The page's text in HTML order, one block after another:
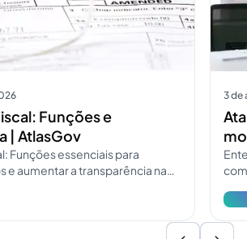
Funções e
| AtlasGov
Funções essenciais para
e aumentar a transparência na
3 de
Ver